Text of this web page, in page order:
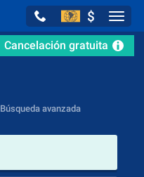
$
Cancelación gratuita
Búsqueda avanzada